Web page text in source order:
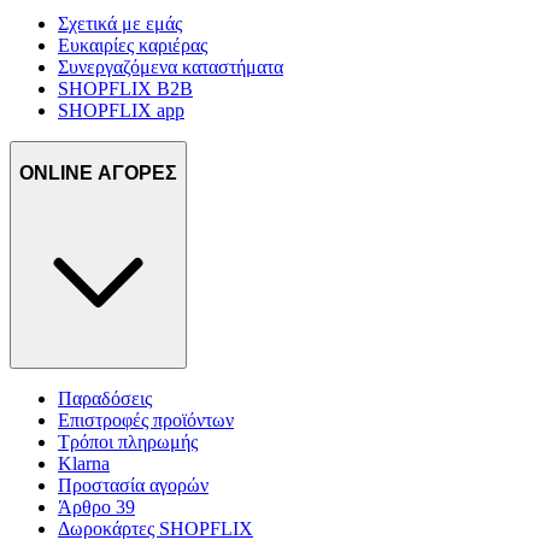
Σχετικά με εμάς
Ευκαιρίες καριέρας
Συνεργαζόμενα καταστήματα
SHOPFLIX B2B
SHOPFLIX app
ONLINE ΑΓΟΡΕΣ
Παραδόσεις
Επιστροφές προϊόντων
Τρόποι πληρωμής
Klarna
Προστασία αγορών
Άρθρο 39
Δωροκάρτες SHOPFLIX